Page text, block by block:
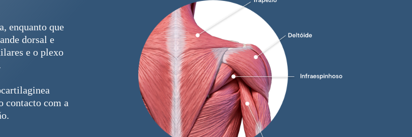
enquanto que
dorsal e
e o plexo
contacto com a